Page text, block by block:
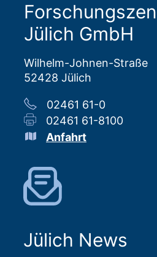
Jülich GmbH
Wilhelm-Johnen-Straße
52428 Jülich
02461 61-0
02461 61-8100
Anfahrt
Jülich News